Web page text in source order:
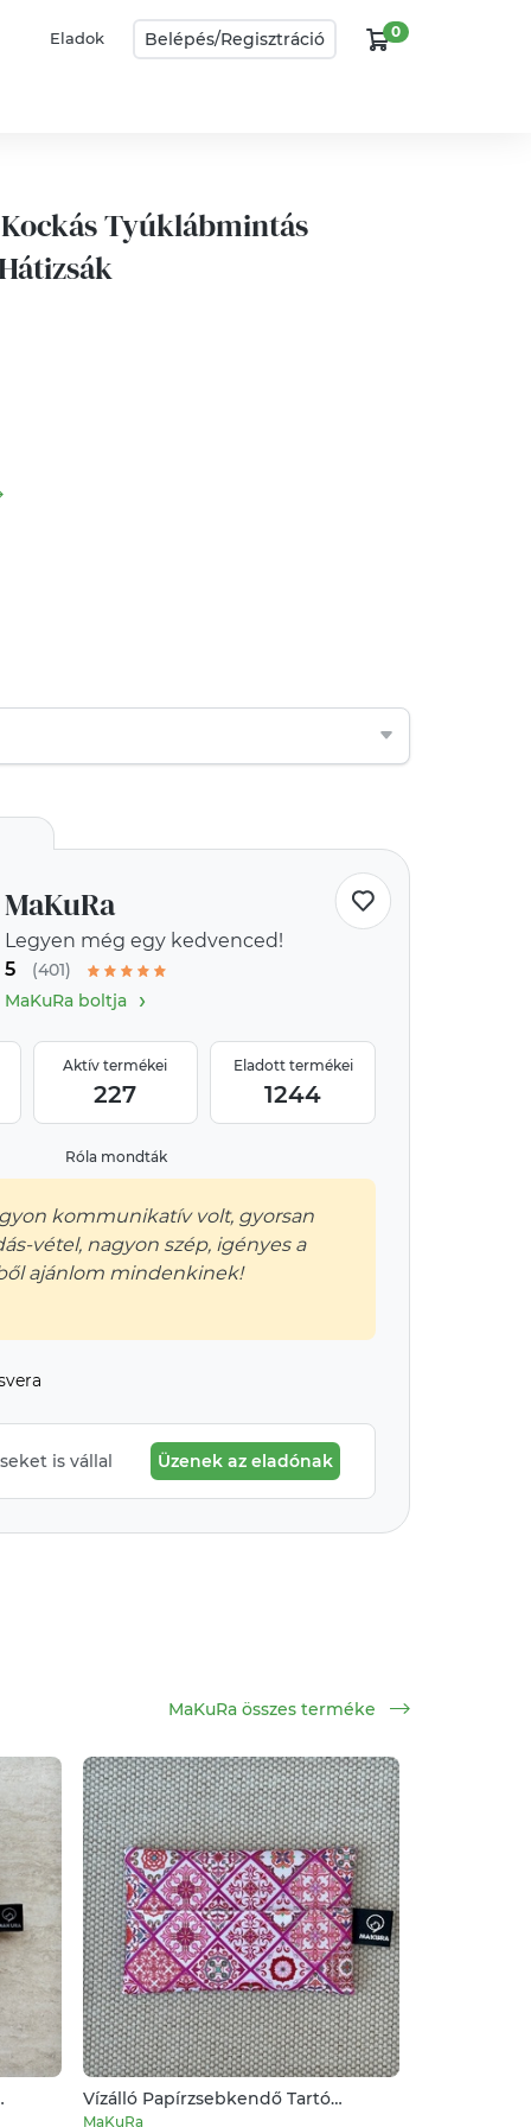
Eladok Belépés/Regisztráció 0
Tyúklábmintás
MaKuRa
Legyen még egy kedvenced!
5
(401)
MaKuRa boltja
›
Aktív termékei
227
Eladott termékei
1244
Róla mondták
kommunikatív volt, gyorsan
vétel, nagyon szép, igényes a
ajánlom mindenkinek!
is vállal Üzenek az eladónak
MaKuRa összes terméke
Vízálló Papírzsebkendő Tartó
Rózsaszín Csempe Minta
MaKuRa